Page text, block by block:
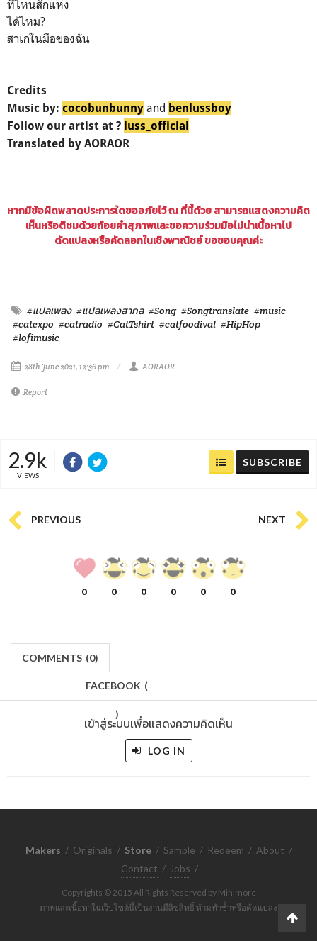
ที่ไหนสักแห่ง
ได้ไหม?
สาเกในมือของฉัน
Credits
Music by: cocobunbunny and benlussboy
Follow our artist at ? luss_official
Translated by AORAOR
หากมีข้อผิดพลาดประการใดขออภัยไว้ ณ ที่นี้ด้วย สามารถแสดงความคิด
เห็นหรือติชมด้วยถ้อยคำสุภาพและขอความร่วมมือไม่นำเนื้อหาไป
ดัดแปลงหรือคัดลอกในเชิงพาณิชย์ ขอขอบคุณค่ะ
#แปลเพลง #แปลเพลงสากล #Song #Songtranslate #music
#catexpo #catradio #CatTshirt #catfoodival #HipHop
#lofimusic
28th June 2021, 12:36 pm AORAOR
Report
2.9k
VIEWS
SUBSCRIBE
PREVIOUS NEXT
0 0 0 0 0 0
COMMENTS (0)
FACEBOOK (
)
เข้าสู่ระบบเพื่อแสดงความคิดเห็น
LOG IN
Makers / Originals / Store / Sample / Redeem / About /
Contact / Jobs /
Copyrights © 2015 All Rights Reserved by Minimore
ภาพและเนื้อหาในเว็บไซต์นี้เป็นงานมีลิขสิทธิ์ ห้ามทำซ้ำหรือดัดแปลง